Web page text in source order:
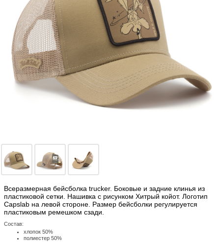
Всеразмерная бейсболка trucker. Боковые и задние клинья из
пластиковой сетки. Нашивка с рисунком Хитрый койот. Логотип
Capslab на левой стороне. Размер бейсболки регулируется
пластиковым ремешком сзади.
Состав:
хлопок 50%
полиестер 50%